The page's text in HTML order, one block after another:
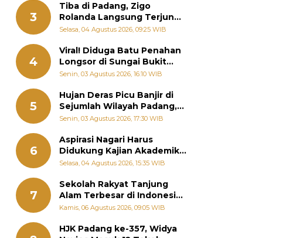
3
Tiba di Padang, Zigo
Rolanda Langsung Terjun
Bantu Warga Terdampak
Selasa, 04 Agustus 2026, 09:25 WIB
4
Viral! Diduga Batu Penahan
Longsor di Sungai Bukit
Nago Padang Diambil, Warga
Senin, 03 Agustus 2026, 16:10 WIB
5
Hujan Deras Picu Banjir di
Sejumlah Wilayah Padang,
Fadly Amran Perintahkan
Senin, 03 Agustus 2026, 17:30 WIB
6
Aspirasi Nagari Harus
Didukung Kajian Akademik,
Zigo Rolanda: Agar Mudah
Kementerian
Selasa, 04 Agustus 2026, 15:35 WIB
7
Sekolah Rakyat Tanjung
Alam Terbesar di Indonesia,
Groundbreaking September
Kamis, 06 Agustus 2026, 09:05 WIB
HJK Padang ke-357, Widya